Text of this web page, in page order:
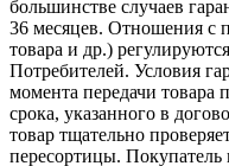
большинстве случаев
36 месяцев. Отношения с
товара и др.)
Потребителей. Условия
момента передачи товара
срока, указанного в
товар тщательно
пересортицы. Покупатель